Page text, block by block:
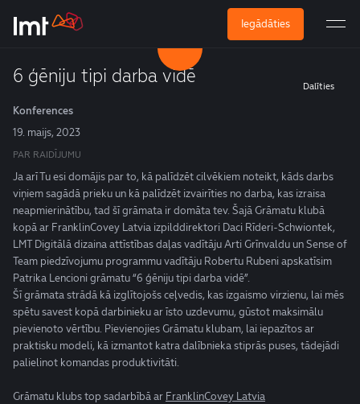
Iegādāties
6 ģēniju tipi darba vidē Dalīties
Konferences
19. maijs, 2023
PAR RAIDĪJUMU
Ja arī Tu esi domājis par to, kā palīdzēt cilvēkiem noteikt, kāds darbs
viņiem sagādā prieku un kā palīdzēt izvairīties no darba, kas izraisa
neapmierinātību, tad šī grāmata ir domāta tev. Šajā Grāmatu klubā
kopā ar FranklinCovey Latvia izpilddirektori Daci Rīderi-Schwiontek,
LMT Digitālā dizaina attīstības daļas vadītāju Arti Grīnvaldu un Sense of
Team piedzīvojumu programmu vadītāju Robertu Rubeni apskatīsim
Patrika Lencioni grāmatu “6 ģēniju tipi darba vidē”.
Šī grāmata strādā kā izglītojošs ceļvedis, kas izgaismo virzienu, lai mēs
spētu savest kopā darbinieku ar īsto uzdevumu, gūstot maksimālu
pievienoto vērtību. Pievienojies Grāmatu klubam, lai iepazītos ar
praktisku modeli, kā izmantot katra dalībnieka stiprās puses, tādejādi
palielinot komandas produktivitāti.
Grāmatu klubs top sadarbībā ar FranklinCovey Latvia